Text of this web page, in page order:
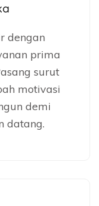
dengan
prima
surut
motivasi
demi
datang.